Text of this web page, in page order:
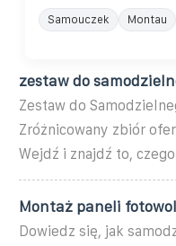
Samouczek Montau
zestaw do
Zestaw do
Zróżnicowany zbiór
Wejdź i znajdź to,
Montaż paneli
Dowiedz się, jak